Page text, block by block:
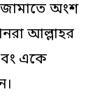
অংশ
আল্লাহর
একে